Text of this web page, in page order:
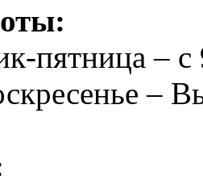
пятница –
–